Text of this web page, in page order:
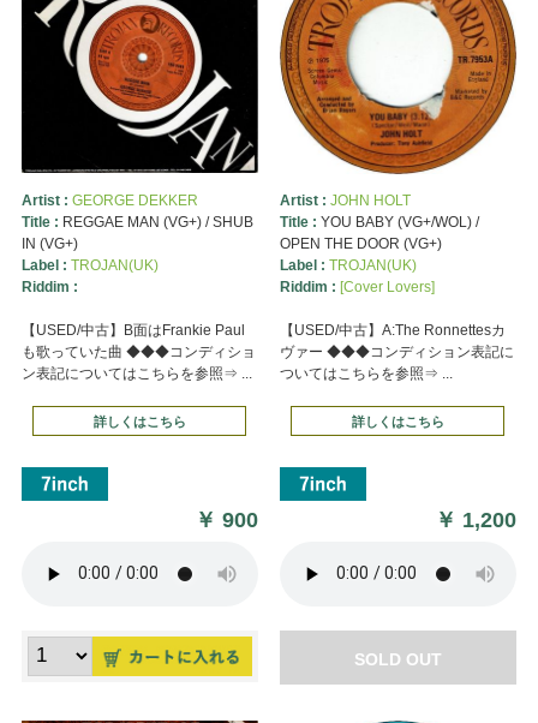
Artist : GEORGE DEKKER
Title : REGGAE MAN (VG+) / SHUB
IN (VG+)
Label : TROJAN(UK)
Riddim :
【USED/中古】B面はFrankie Paul
も歌っていた曲 ◆◆◆コンディショ
ン表記についてはこちらを参照⇒ ...
詳しくはこちら
￥900
Artist : JOHN HOLT
Title : YOU BABY (VG+/WOL) /
OPEN THE DOOR (VG+)
Label : TROJAN(UK)
Riddim : [Cover Lovers]
【USED/中古】A:The Ronnettesカ
ヴァー ◆◆◆コンディション表記に
ついてはこちらを参照⇒ ...
詳しくはこちら
￥ 1,200
SOLD OUT